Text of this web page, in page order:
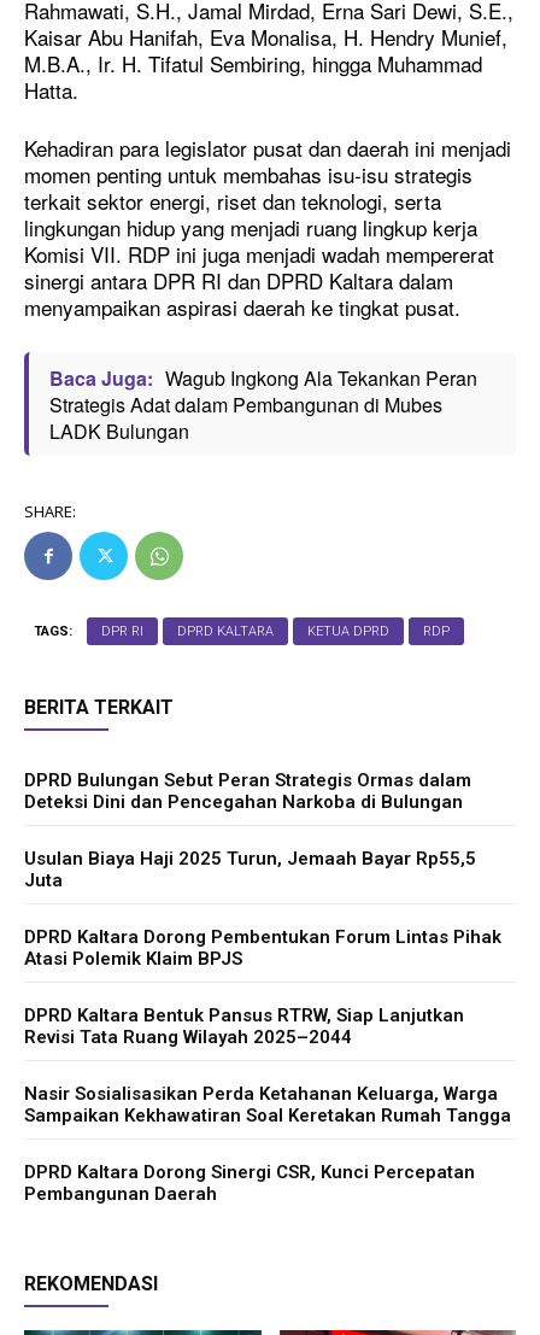
Rahmawati, S.H., Jamal Mirdad, Erna Sari Dewi, S.E.,
Kaisar Abu Hanifah, Eva Monalisa, H. Hendry Munief,
M.B.A., Ir. H. Tifatul Sembiring, hingga Muhammad
Hatta.
Kehadiran para legislator pusat dan daerah ini menjadi
momen penting untuk membahas isu-isu strategis
terkait sektor energi, riset dan teknologi, serta
lingkungan hidup yang menjadi ruang lingkup kerja
Komisi VII. RDP ini juga menjadi wadah mempererat
sinergi antara DPR RI dan DPRD Kaltara dalam
menyampaikan aspirasi daerah ke tingkat pusat.
Baca Juga: Wagub Ingkong Ala Tekankan Peran
Strategis Adat dalam Pembangunan di Mubes
LADK Bulungan
SHARE:
TAGS: DPR RI DPRD KALTARA KETUA DPRD RDP
BERITA TERKAIT
DPRD Bulungan Sebut Peran Strategis Ormas dalam
Deteksi Dini dan Pencegahan Narkoba di Bulungan
Usulan Biaya Haji 2025 Turun, Jemaah Bayar Rp55,5
Juta
DPRD Kaltara Dorong Pembentukan Forum Lintas Pihak
Atasi Polemik Klaim BPJS
DPRD Kaltara Bentuk Pansus RTRW, Siap Lanjutkan
Revisi Tata Ruang Wilayah 2025–2044
Nasir Sosialisasikan Perda Ketahanan Keluarga, Warga
Sampaikan Kekhawatiran Soal Keretakan Rumah Tangga
DPRD Kaltara Dorong Sinergi CSR, Kunci Percepatan
Pembangunan Daerah
REKOMENDASI